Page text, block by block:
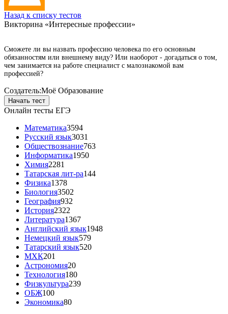
Назад к списку тестов
Викторина «Интересные профессии»
Сможете ли вы назвать профессию человека по его основным
обязанностям или внешнему виду? Или наоборот - догадаться о том,
чем занимается на работе специалист с малознакомой вам
профессией?
Создатель:Моё Образование
Начать тест
Онлайн тесты ЕГЭ
Математика3594
Русский язык3031
Обществознание763
Информатика1950
Химия2281
Татарская лит-ра144
Физика1378
Биология3502
География932
История2322
Литература1367
Английский язык1948
Немецкий язык579
Татарский язык520
МХК201
Астрономия20
Технология180
Физкультура239
ОБЖ100
Экономика80